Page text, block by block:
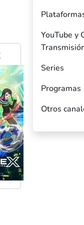
YouTube y
Series
Programas
Otros